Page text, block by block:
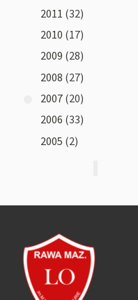
2011 (32)
2010 (17)
2009 (28)
2008 (27)
2007 (20)
2006 (33)
2005 (2)